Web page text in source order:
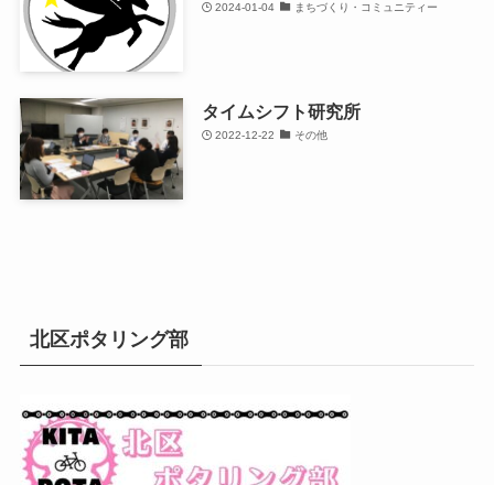
2024-01-04 まちづくり・コミュニティー
タイムシフト研究所
2022-12-22 その他
北区ポタリング部